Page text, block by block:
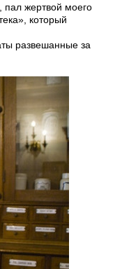
жертвой моего
который
развешанные за